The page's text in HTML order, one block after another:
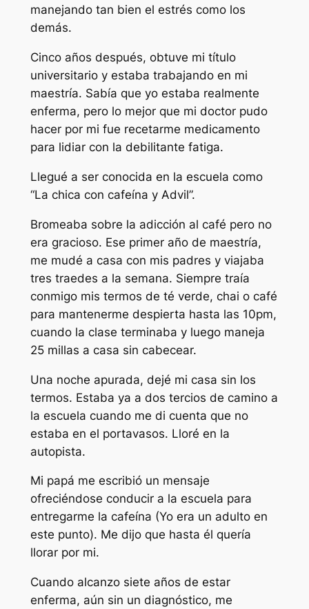
manejando tan bien el estrés como los
demás.
Cinco años después, obtuve mi título
universitario y estaba trabajando en mi
maestría. Sabía que yo estaba realmente
enferma, pero lo mejor que mi doctor pudo
hacer por mi fue recetarme medicamento
para lidiar con la debilitante fatiga.
Llegué a ser conocida en la escuela como
“La chica con cafeína y Advil”.
Bromeaba sobre la adicción al café pero no
era gracioso. Ese primer año de maestría,
me mudé a casa con mis padres y viajaba
tres traedes a la semana. Siempre traía
conmigo mis termos de té verde, chai o café
para mantenerme despierta hasta las 10pm,
cuando la clase terminaba y luego maneja
25 millas a casa sin cabecear.
Una noche apurada, dejé mi casa sin los
termos. Estaba ya a dos tercios de camino a
la escuela cuando me di cuenta que no
estaba en el portavasos. Lloré en la
autopista.
Mi papá me escribió un mensaje
ofreciéndose conducir a la escuela para
entregarme la cafeína (Yo era un adulto en
este punto). Me dijo que hasta él quería
llorar por mi.
Cuando alcanzo siete años de estar
enferma, aún sin un diagnóstico, me